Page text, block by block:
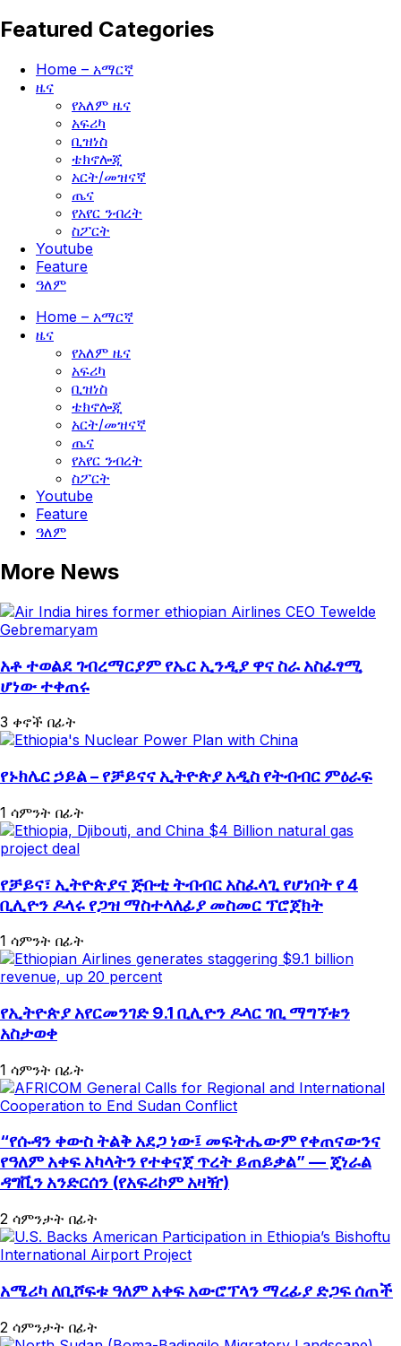
Featured Categories
Home – አማርኛ
ዜና
የአለም ዜና
አፍሪካ
ቢዝነስ
ቴክኖሎጂ
አርት/መዝናኛ
ጤና
የአየር ንብረት
ስፖርት
Youtube
Feature
ዓለም
Home – አማርኛ
ዜና
የአለም ዜና
አፍሪካ
ቢዝነስ
ቴክኖሎጂ
አርት/መዝናኛ
ጤና
የአየር ንብረት
ስፖርት
Youtube
Feature
ዓለም
More News
አቶ ተወልደ ገብረማርያም የኤር ኢንዲያ ዋና ስራ አስፈፃሚ
ሆነው ተቀጠሩ
3 ቀኖች በፊት
የኑክሌር ኃይል – የቻይናና ኢትዮጵያ አዲስ የትብብር ምዕራፍ
1 ሳምንት በፊት
የቻይና፣ ኢትዮጵያና ጅቡቲ ትብብር አስፈላጊ የሆነበት የ 4
ቢሊዮን ዶላሩ የጋዝ ማስተላለፊያ መስመር ፕሮጀክት
1 ሳምንት በፊት
የኢትዮጵያ አየርመንገድ 9.1 ቢሊዮን ዶላር ገቢ ማግኘቱን
አስታወቀ
1 ሳምንት በፊት
“የሱዳን ቀውስ ትልቅ አደጋ ነው፤ መፍትሔውም የቀጠናውንና
የዓለም አቀፍ አካላትን የተቀናጀ ጥረት ይጠይቃል” — ጄነራል
ዳግቪን አንድርሰን (የአፍሪኮም አዛዥ)
2 ሳምንታት በፊት
አሜሪካ ለቢሾፍቱ ዓለም አቀፍ አውሮፕላን ማረፊያ ድጋፍ ሰጠች
2 ሳምንታት በፊት